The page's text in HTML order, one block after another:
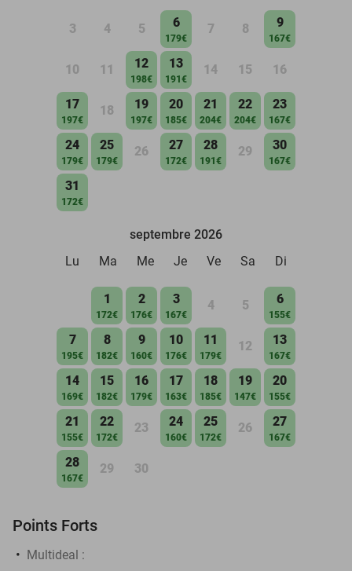
3 4 5 6
179€
7 8 9
167€
10 11 12
198€
13
191€
14 15 16
17
197€
18 19
197€
20
185€
21
204€
22
204€
23
167€
24
179€
25
179€
26 27
172€
28
191€
29 30
167€
31
172€
septembre 2026
Lu
Ma Me Je Ve Sa Di
1
172€
2
176€
3
167€
4 5 6
155€
7
195€
8
182€
9
160€
10
176€
11
179€
12 13
167€
14
169€
15
182€
16
179€
17
163€
18
185€
19
147€
20
155€
21
155€
22
172€
23 24
160€
25
172€
26 27
167€
28
167€
29 30
Points Forts
Multideal :